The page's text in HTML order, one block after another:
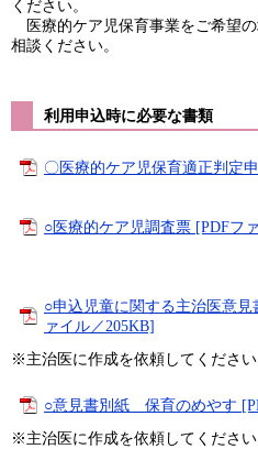
ください。
医療的ケア児保育事業をご希望
相談ください。
利用申込時に必要な書類
〇医療的ケア児保育適正判定
○医療的ケア児調査票 [PDFフ
○申込児童に関する主治医意
ァイル／205KB]
※主治医に作成を依頼してください
○意見書別紙 保育のめやす
※主治医に作成を依頼してください